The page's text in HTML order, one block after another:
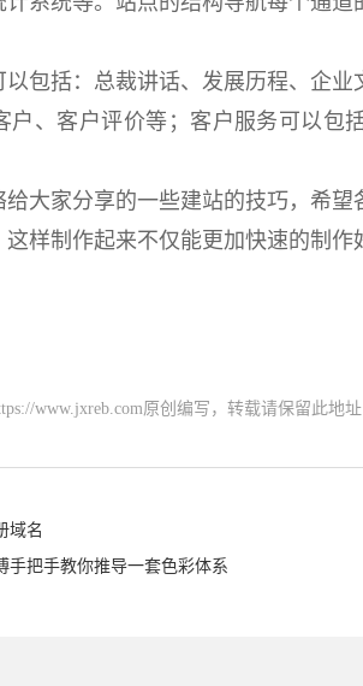
包括：总裁讲话、发展历程、企
户、客户评价等；客户服务可以包
给大家分享的一些建站的技巧，希
样制作起来不仅能更加快速的制
www.jxreb.com原创编写，转载请保留此地
域名
手把手教你推导一套色彩体系